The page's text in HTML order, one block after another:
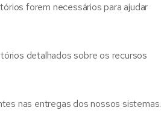
forem necessários para ajudar
detalhados sobre os recursos
nas entregas dos nossos sistemas.